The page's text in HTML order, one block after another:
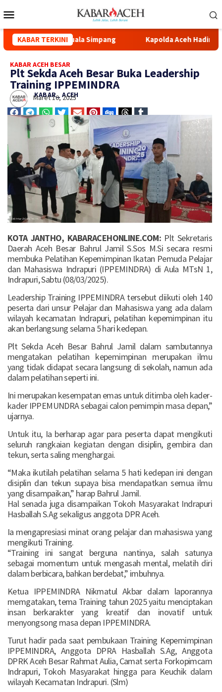
KABAR TERKINI
Syuhada Kuala Simpang Kapolda Aceh Hadiri
KABAR ACEH BESAR
Plt Sekda Aceh Besar Buka Leadership
Training IPPEMINDRA
KABAR_ ACEH
Maret 10, 2025
KOTA JANTHO, KABARACEHONLINE.COM: Plt Sekretaris
Daerah Aceh Besar Bahrul Jamil S.Sos M.Si secara resmi
membuka Pelatihan Kepemimpinan Ikatan Pemuda Pelajar
dan Mahasiswa Indrapuri (IPPEMINDRA) di Aula MTsN 1,
Indrapuri, Sabtu (08/03/2025).
Leadership Training IPPEMINDRA tersebut diikuti oleh 140
peserta dari unsur Pelajar dan Mahasiswa yang ada dalam
wilayah kecamatan Indrapuri, pelatihan kepemimpinan itu
akan berlangsung selama 5 hari kedepan.
Plt Sekda Aceh Besar Bahrul Jamil dalam sambutannya
mengatakan pelatihan kepemimpinan merupakan ilmu
yang tidak didapat secara langsung di sekolah, namun ada
dalam pelatihan seperti ini.
Ini merupakan kesempatan emas untuk ditimba oleh kader-
kader IPPEMUNDRA sebagai calon pemimpin masa depan,”
ujarnya.
Untuk itu, Ia berharap agar para peserta dapat mengikuti
seluruh rangkaian kegiatan dengan disiplin, gembira dan
tekun, serta saling menghargai.
“Maka ikutilah pelatihan selama 5 hati kedepan ini dengan
disiplin dan tekun supaya bisa mendapatkan semua ilmu
yang disampaikan,” harap Bahrul Jamil.
Hal senada juga disampaikan Tokoh Masyarakat Indrapuri
Hasballah S.Ag sekaligus anggota DPR Aceh.
Ia mengapresiasi minat orang pelajar dan mahasiswa yang
mengikuti Training.
“Training ini sangat berguna nantinya, salah satunya
sebagai momentum untuk mengasah mental, melatih diri
dalam berbicara, bahkan berdebat,” imbuhnya.
Ketua IPPEMINDRA Nikmatul Akbar dalam laporannya
memgatakan, tema Training tahun 2025 yaitu menciptakan
insan berkarakter yang kreatif dan inovatif untuk
menyongsong masa depan IPPEMINDRA.
Turut hadir pada saat pembukaan Training Kepemimpinan
IPPEMINDRA, Anggota DPRA Hasballah S.Ag, Anggota
DPRK Aceh Besar Rahmat Aulia, Camat serta Forkopimcam
Indrapuri, Tokoh Masyarakat hingga para Keuchik dalam
wilayah Kecamatan Indrapuri. (Slm)